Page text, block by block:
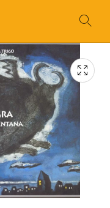
Arte Biografía
Ecolibros
Gastronomía